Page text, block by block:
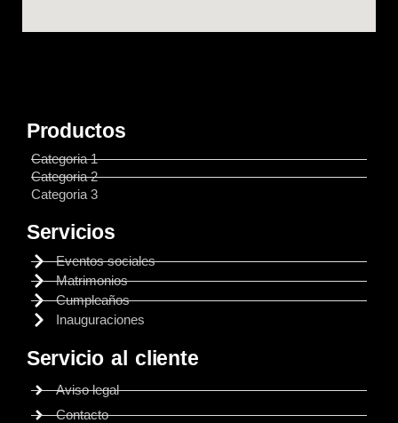
Productos
Categoria 1
Categoria 2
Categoria 3
Servicios
Eventos sociales
Matrimonios
Cumpleaños
Inauguraciones
Servicio al cliente
Aviso legal
Contacto